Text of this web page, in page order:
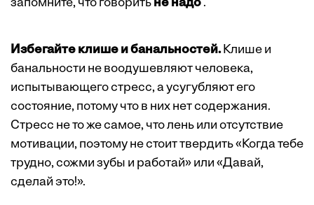
запомните, что говорить не надо .
Избегайте клише и банальностей.Клише и
банальности не воодушевляют человека,
испытывающего стресс, а усугубляют его
состояние, потому что в них нет содержания.
Cтресс не то же самое, что лень или отсутствие
мотивации, поэтому не стоит твердить «Когда тебе
трудно, сожми зубы и работай» или «Давай,
сделай это!».